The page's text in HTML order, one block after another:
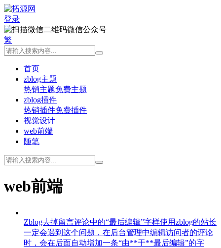
登录
微信公众号
繁
首页
zblog主题
热销主题免费主题
zblog插件
热销插件免费插件
视觉设计
web前端
随笔
web前端
Zblog去掉留言评论中的“最后编辑”字样使用zblog的站长
一定会遇到这个问题，在后台管理中编辑访问者的评论
时，会在后面自动增加一条“由**于**最后编辑”的字